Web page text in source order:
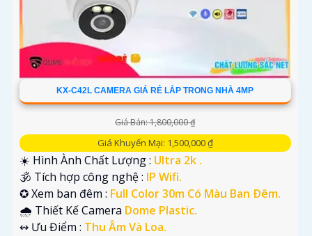
KX-C42L CAMERA GIÁ RẺ LẮP TRONG NHÀ 4MP
Giá Bán: 1,800,000 ₫
Giá Khuyến Mại: 1,500,000 ₫
☀️ Hình Ành Chất Lượng : Ultra 2k .
🕉️ Tích hợp công nghệ : IP Wifi.
✪ Xem ban đêm : Full Color 30m Có Màu Ban Ðêm.
🌧️ Thiết Kế Camera Dome Plastic.
️↭ Ưu Điểm : Thu Âm Và Loa.